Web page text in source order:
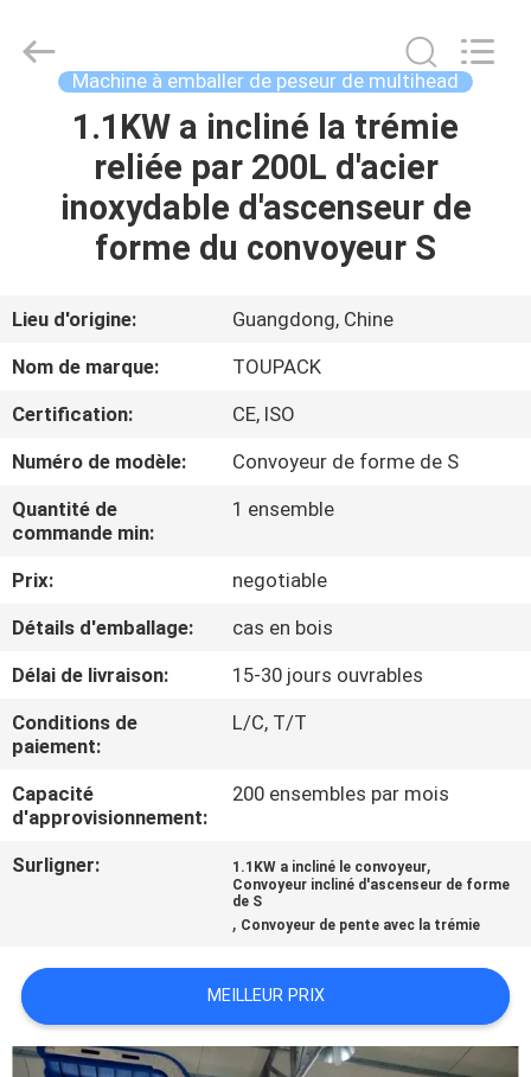
MAISON
PRODUITS
PROPOS
DE
NOUS
VISITE
D'USINE
CONTRÔLE
DE
QUALITÉ
CONTACTEZ-
NOUS
NOUVELLES
DEMANDEZ
UN DEVIS
EQUIPMENT
Machine à emballer de peseur de multihead
1.1KW a incliné la trémie
reliée par 200L d'acier
inoxydable d'ascenseur de
forme du convoyeur S
Lieu d'origine:
Guangdong, Chine
Nom de marque:
TOUPACK
Certification:
CE, ISO
Numéro de modèle:
Convoyeur de forme de S
Quantité de
commande min:
1 ensemble
Prix:
negotiable
Détails d'emballage:
cas en bois
Délai de livraison:
15-30 jours ouvrables
Conditions de
paiement:
L/C, T/T
Capacité
d'approvisionnement:
200 ensembles par mois
Surligner: 1.1KW a incliné le convoyeur,
Convoyeur incliné d'ascenseur de forme
de S
, Convoyeur de pente avec la trémie
MEILLEUR PRIX